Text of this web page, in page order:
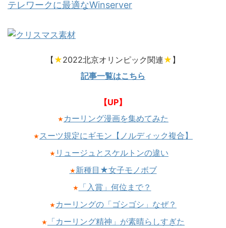
テレワークに最適なWinserver
【 ★2022北京オリンピック関連★ 】
記事一覧はこちら
【UP】
★ カーリング漫画を集めてみた
★スーツ規定にギモン【ノルディック複合】
★ リュージュとスケルトンの違い
★新種目★女子モノボブ
★ 「入賞」何位まで？
★ カーリングの「ゴシゴシ」なぜ？
★ 「カーリング精神」が素晴らしすぎた